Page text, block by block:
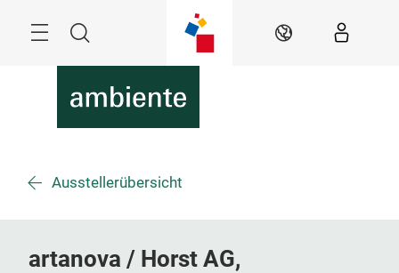
Suche DE
Ausstellerübersicht
artanova / Horst AG,